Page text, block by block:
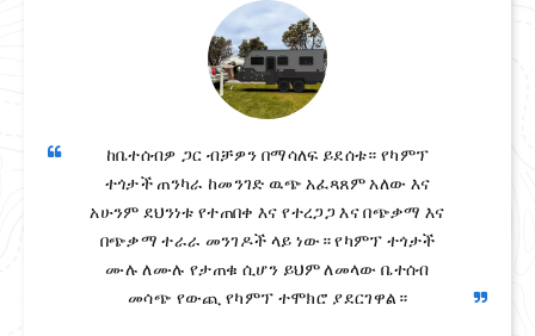
ከብረት እና ኮንክሪት ራቁ እና በከዋክብት የተሞላው ሰማይ
ውስጥ ይግቡ። ከተጨናነቀ ሥራዬ በኋላ፣ በትርፍ ጊዜዬ፣
ካራቫን እየነዳሁ ከጥሩ ጓደኞቼ ጋር ለመዝናናት እወጣ
ነበር። ካምፕ እና ባርቤኪው, ኮከቦችን ወደ ላይ እያዩ እና
ህይወትን በደስታ ስሜት መደሰት, ይህ ህይወት እራሱ
ይመስለኛል.
ከቤተሰብዎ ጋር ብቻዎን በማሳለፍ ይደሰቱ። የካምፕ
ተጎታች ጠንካራ ከመንገድ ዉጭ አፈጻጸም አለው እና
አሁንም ደህንነቱ የተጠበቀ እና የተረጋጋ እና በጭቃማ እና
በጭቃማ ተራራ መንገዶች ላይ ነው። የካምፕ ተጎታች
ሙሉ ለሙሉ የታጠቁ ሲሆን ይህም ለመላው ቤተሰብ
መሳጭ የውጪ የካምፕ ተሞክሮ ያደርገዋል።